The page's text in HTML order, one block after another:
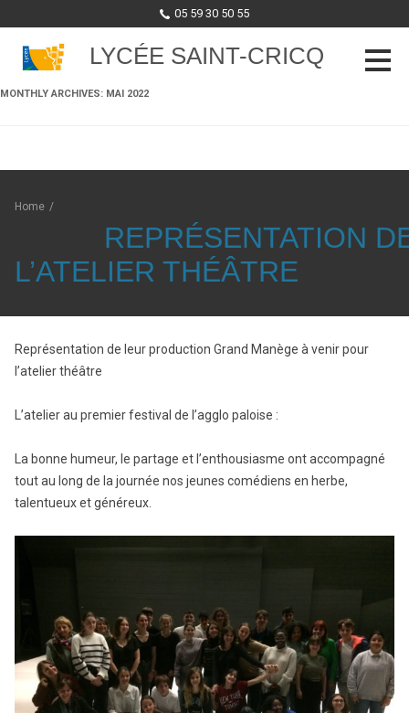
05 59 30 50 55
LYCÉE SAINT-CRICQ
MONTHLY ARCHIVES: MAI 2022
Home /
REPRÉSENTATION
L’ATELIER THÉÂTRE
Représentation de leur production Grand Manège à venir pour
l’atelier théâtre
L’atelier au premier festival de l’agglo paloise :
La bonne humeur, le partage et l’enthousiasme ont accompagné
tout au long de la journée nos jeunes comédiens en herbe,
talentueux et généreux.